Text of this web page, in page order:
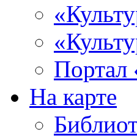
Портал
На карте